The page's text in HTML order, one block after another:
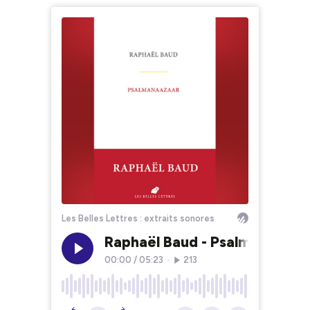
Les Belles Lettres : extraits sonores
Raphaël Baud -
00:00 / 05:23 213